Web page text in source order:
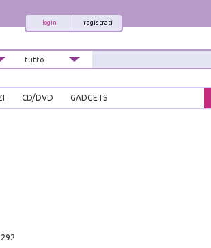
registrati
login
CD/DVD GADGETS